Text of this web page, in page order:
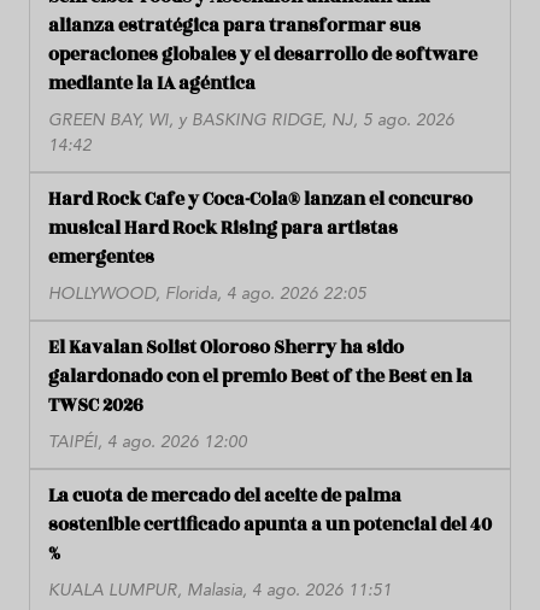
alianza estratégica para transformar sus
operaciones globales y el desarrollo de software
mediante la IA agéntica
GREEN BAY, WI, y BASKING RIDGE, NJ, 5 ago. 2026
14:42
Hard Rock Cafe y Coca-Cola® lanzan el concurso
musical Hard Rock Rising para artistas
emergentes
HOLLYWOOD, Florida, 4 ago. 2026 22:05
El Kavalan Solist Oloroso Sherry ha sido
galardonado con el premio Best of the Best en la
TWSC 2026
TAIPÉI, 4 ago. 2026 12:00
La cuota de mercado del aceite de palma
sostenible certificado apunta a un potencial del 40
%
KUALA LUMPUR, Malasia, 4 ago. 2026 11:51